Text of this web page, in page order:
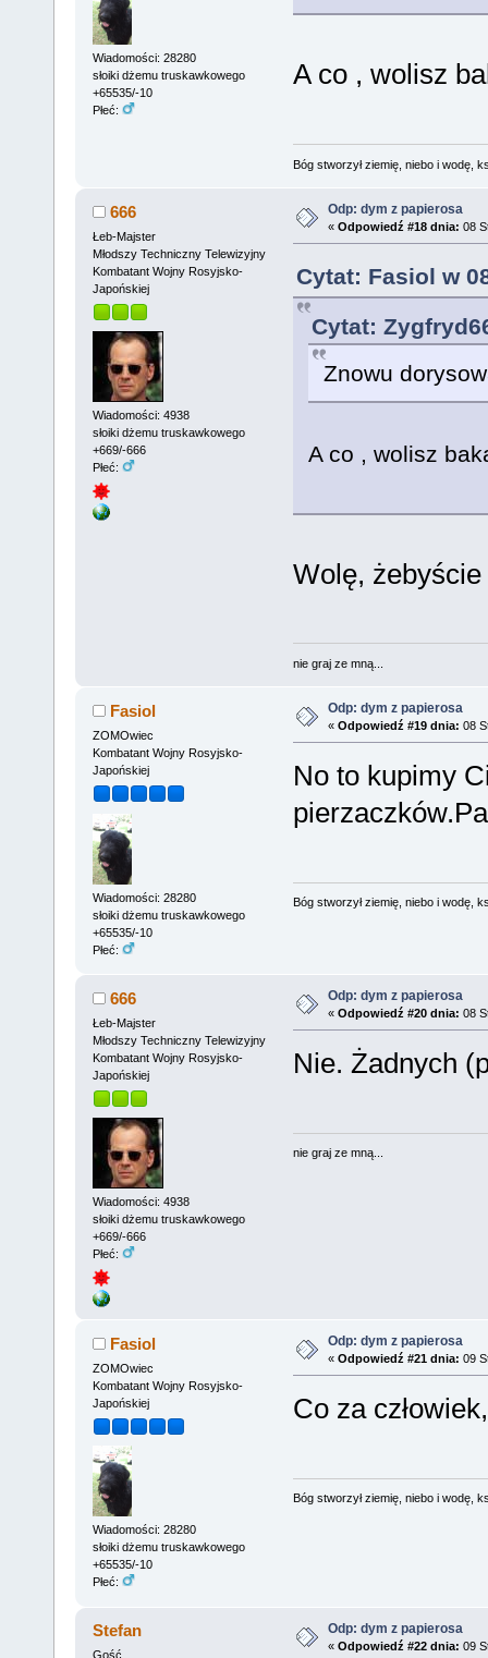
Wiadomości: 28280
słoiki dżemu truskawkowego
+65535/-10
Płeć:
A co , wolisz
Bóg stworzył ziemię, niebo i wodę,
666
Łeb-Majster
Młodszy Techniczny Telewizyjny
Kombatant Wojny Rosyjsko-
Japońskiej
Wiadomości: 4938
słoiki dżemu truskawkowego
+669/-666
Płeć:
Odp: dym z papierosa
« Odpowiedź #18 dnia: 08
Cytat: Fasiol w
Cytat:
Znowu
A co , wolisz
Wolę,
nie graj ze mną...
Fasiol
ZOMOwiec
Kombatant Wojny Rosyjsko-
Japońskiej
Wiadomości: 28280
słoiki dżemu truskawkowego
+65535/-10
Płeć:
Odp: dym z papierosa
« Odpowiedź #19 dnia: 08
No to kupimy
Bóg stworzył ziemię, niebo i wodę,
666
Łeb-Majster
Młodszy Techniczny Telewizyjny
Kombatant Wojny Rosyjsko-
Japońskiej
Wiadomości: 4938
słoiki dżemu truskawkowego
+669/-666
Płeć:
Odp: dym z papierosa
« Odpowiedź #20 dnia: 08
Nie. Żadnych
nie graj ze mną...
Fasiol
ZOMOwiec
Kombatant Wojny Rosyjsko-
Japońskiej
Wiadomości: 28280
słoiki dżemu truskawkowego
+65535/-10
Płeć:
Odp: dym z papierosa
« Odpowiedź #21 dnia: 09
Co za
Bóg stworzył ziemię, niebo i wodę,
Stefan
Gość
Odp: dym z papierosa
« Odpowiedź #22 dnia: 09